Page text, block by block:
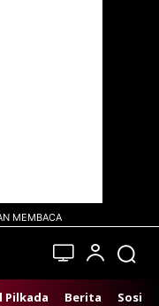
MEMBACA
Berita Sosial